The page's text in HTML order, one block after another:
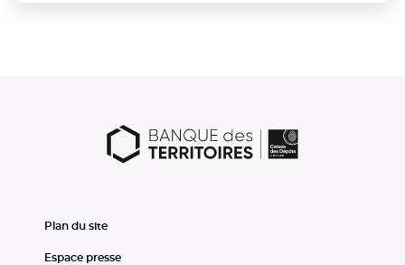
Plan du site
Espace presse